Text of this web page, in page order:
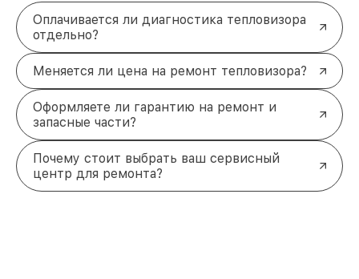
Оплачивается ли диагностика тепловизора
отдельно?
Меняется ли цена на ремонт тепловизора?
Оформляете ли гарантию на ремонт и
запасные части?
Почему стоит выбрать ваш сервисный
центр для ремонта?